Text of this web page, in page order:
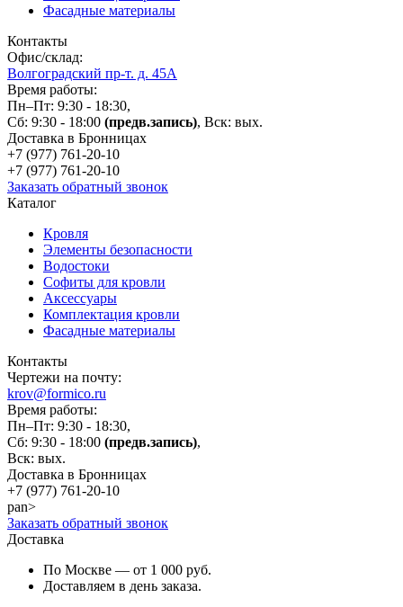
Фасадные материалы
Контакты
Офис/склад:
Волгоградский пр-т. д. 45А
Время работы:
Пн–Пт: 9:30 - 18:30,
Сб: 9:30 - 18:00 (предв.запись), Вск: вых.
Доставка в Бронницах
+7 (977) 761-20-10
+7 (977) 761-20-10
Заказать обратный звонок
Каталог
Кровля
Элементы безопасности
Водостоки
Софиты для кровли
Аксессуары
Комплектация кровли
Фасадные материалы
Контакты
Чертежи на почту:
krov@formico.ru
Время работы:
Пн–Пт: 9:30 - 18:30,
Сб: 9:30 - 18:00 (предв.запись),
Вск: вых.
Доставка в Бронницах
+7 (977) 761-20-10
pan>
Заказать обратный звонок
Доставка
По Москве — от 1 000 руб.
Доставляем в день заказа.